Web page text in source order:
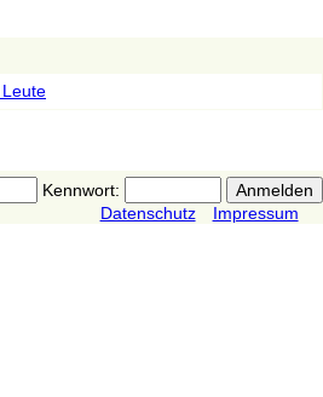
Kennwort:
Datenschutz
Impressum